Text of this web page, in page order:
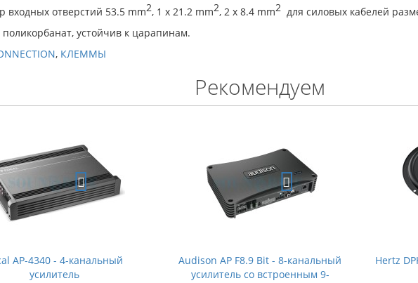
входных отверстий 53.5 mm2, 1 x 21.2 mm2, 2 x 8.4 mm2 для силовых кабелей
поликорбанат, устойчив к царапинам.
, КЛЕММЫ
Рекомендуем
AP-4340 - 4-канальный
усилитель
Audison AP F8.9 Bit - 8-канальный
усилитель со встроенным 9-
Hertz